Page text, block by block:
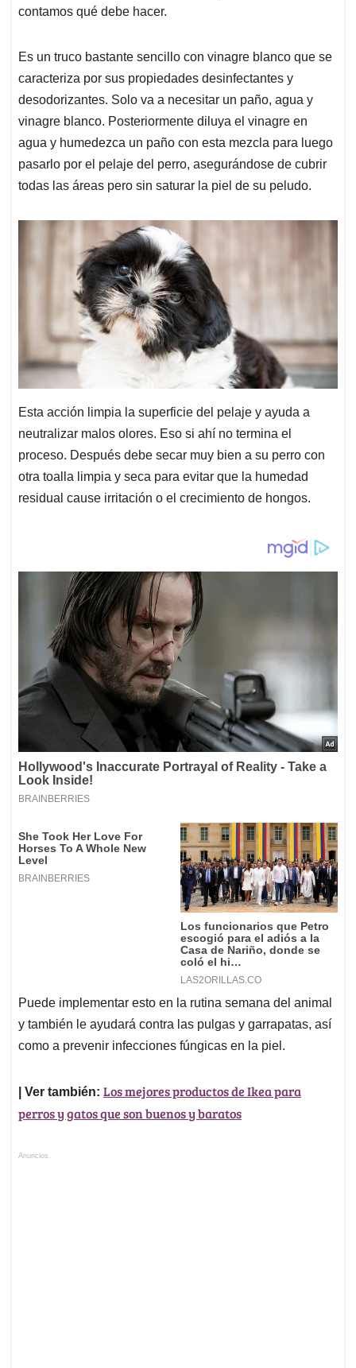
contamos qué debe hacer.
Es un truco bastante sencillo con vinagre blanco que se
caracteriza por sus propiedades desinfectantes y
desodorizantes. Solo va a necesitar un paño, agua y
vinagre blanco. Posteriormente diluya el vinagre en
agua y humedezca un paño con esta mezcla para luego
pasarlo por el pelaje del perro, asegurándose de cubrir
todas las áreas pero sin saturar la piel de su peludo.
Esta acción limpia la superficie del pelaje y ayuda a
neutralizar malos olores. Eso si ahí no termina el
proceso. Después debe secar muy bien a su perro con
otra toalla limpia y seca para evitar que la humedad
residual cause irritación o el crecimiento de hongos.
Puede implementar esto en la rutina semana del animal
y también le ayudará contra las pulgas y garrapatas, así
como a prevenir infecciones fúngicas en la piel.
| Ver también: Los mejores productos de Ikea para
perros y gatos que son buenos y baratos
Anuncios.